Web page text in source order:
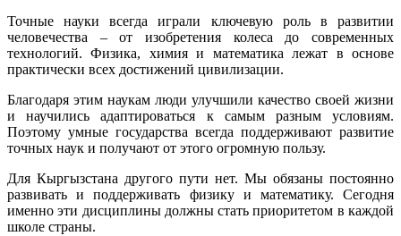
Точные науки всегда играли ключевую роль в развитии
человечества – от изобретения колеса до современных
технологий. Физика, химия и математика лежат в основе
практически всех достижений цивилизации.
Благодаря этим наукам люди улучшили качество своей жизни
и научились адаптироваться к самым разным условиям.
Поэтому умные государства всегда поддерживают развитие
точных наук и получают от этого огромную пользу.
Для Кыргызстана другого пути нет. Мы обязаны постоянно
развивать и поддерживать физику и математику. Сегодня
именно эти дисциплины должны стать приоритетом в каждой
школе страны.